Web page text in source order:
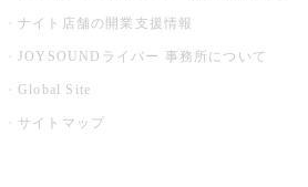
ナイト店舗の開業支援情報
JOYSOUNDライバー 事務所について
Global Site
サイトマップ